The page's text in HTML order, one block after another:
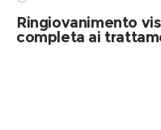
Ringiovanimento
completa ai